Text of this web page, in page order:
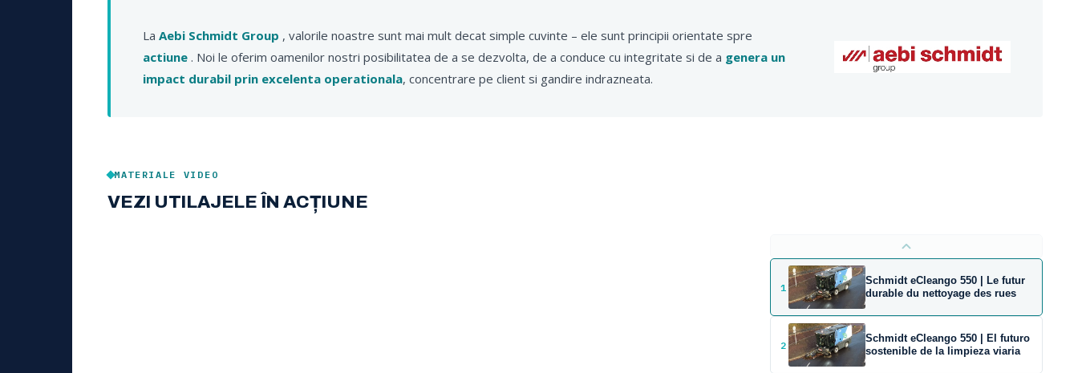
La Aebi Schmidt Group , valorile noastre sunt mai mult decat simple cuvinte – ele sunt principii orientate spre
actiune . Noi le oferim oamenilor nostri posibilitatea de a se dezvolta, de a conduce cu integritate si de a genera un
impact durabil prin excelenta operationala, concentrare pe client si gandire indrazneata.
MATERIALE VIDEO
VEZI UTILAJELE ÎN ACȚIUNE
1
Schmidt eCleango 550 | Le futur
durable du nettoyage des rues
2
Schmidt eCleango 550 | El futuro
sostenible de la limpieza viaria